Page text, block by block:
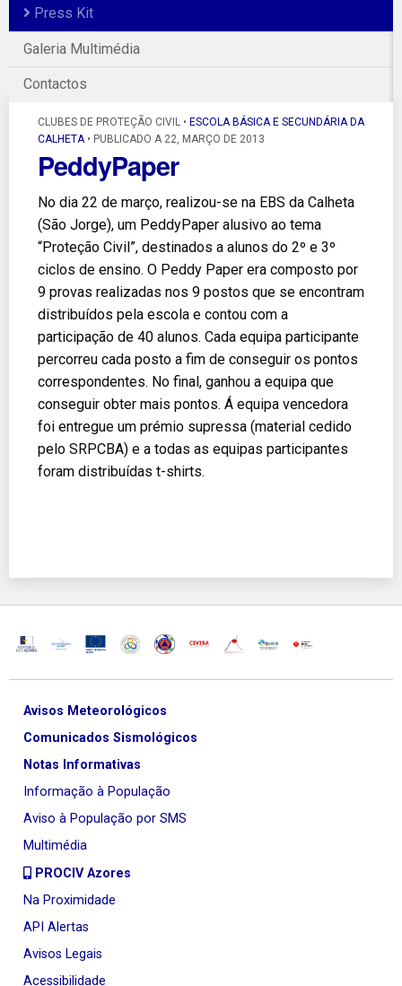
Press Kit
Galeria Multimédia
Contactos
CLUBES DE PROTEÇÃO CIVIL • ESCOLA BÁSICA E SECUNDÁRIA DA
CALHETA • PUBLICADO A 22, MARÇO DE 2013
PeddyPaper
No dia 22 de março, realizou-se na EBS da Calheta
(São Jorge), um PeddyPaper alusivo ao tema
“Proteção Civil”, destinados a alunos do 2º e 3º
ciclos de ensino. O Peddy Paper era composto por
9 provas realizadas nos 9 postos que se encontram
distribuídos pela escola e contou com a
participação de 40 alunos. Cada equipa participante
percorreu cada posto a fim de conseguir os pontos
correspondentes. No final, ganhou a equipa que
conseguir obter mais pontos. Á equipa vencedora
foi entregue um prémio supressa (material cedido
pelo SRPCBA) e a todas as equipas participantes
foram distribuídas t-shirts.
Avisos Meteorológicos
Comunicados Sismológicos
Notas Informativas
Informação à População
Aviso à População por SMS
Multimédia
PROCIV Azores
Na Proximidade
API Alertas
Avisos Legais
Acessibilidade